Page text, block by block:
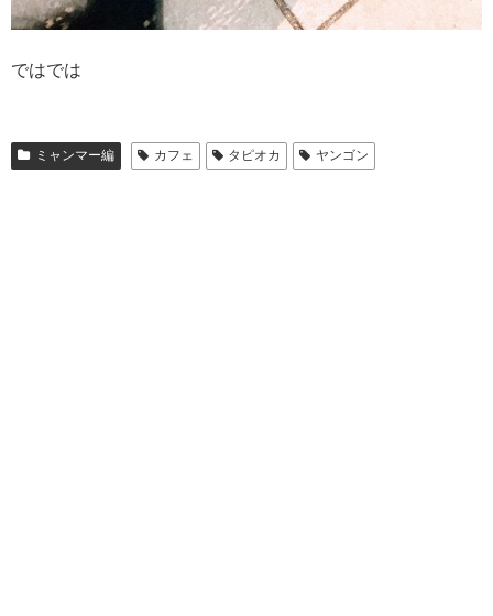
ではでは
ミャンマー編 カフェ タピオカ ヤンゴン